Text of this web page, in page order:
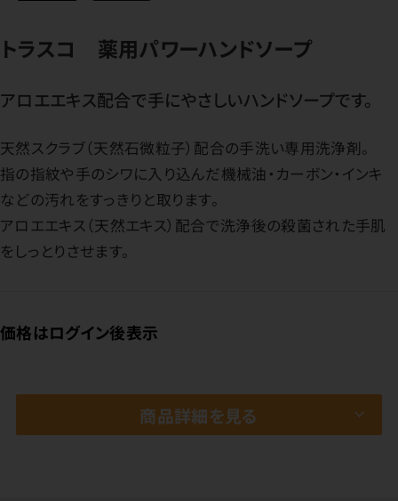
トラスコ 薬用パワーハンドソープ
アロエエキス配合で手にやさしいハンドソープです。
天然スクラブ（天然石微粒子）配合の手洗い専用洗浄剤。
指の指紋や手のシワに入り込んだ機械油・カーボン・インキ
などの汚れをすっきりと取ります。
アロエエキス（天然エキス）配合で洗浄後の殺菌された手肌
をしっとりさせます。
価格はログイン後表示
商品詳細を見る